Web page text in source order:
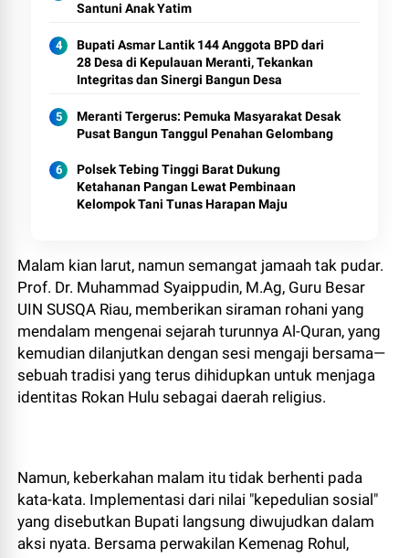
Santuni Anak Yatim
Bupati Asmar Lantik 144 Anggota BPD dari
28 Desa di Kepulauan Meranti, Tekankan
Integritas dan Sinergi Bangun Desa
Meranti Tergerus: Pemuka Masyarakat Desak
Pusat Bangun Tanggul Penahan Gelombang
Polsek Tebing Tinggi Barat Dukung
Ketahanan Pangan Lewat Pembinaan
Kelompok Tani Tunas Harapan Maju
​Malam kian larut, namun semangat jamaah tak pudar.
Prof. Dr. Muhammad Syaippudin, M.Ag, Guru Besar
UIN SUSQA Riau, memberikan siraman rohani yang
mendalam mengenai sejarah turunnya Al-Quran, yang
kemudian dilanjutkan dengan sesi mengaji bersama—
sebuah tradisi yang terus dihidupkan untuk menjaga
identitas Rokan Hulu sebagai daerah religius.
​Namun, keberkahan malam itu tidak berhenti pada
kata-kata. Implementasi dari nilai "kepedulian sosial"
yang disebutkan Bupati langsung diwujudkan dalam
aksi nyata. Bersama perwakilan Kemenag Rohul,